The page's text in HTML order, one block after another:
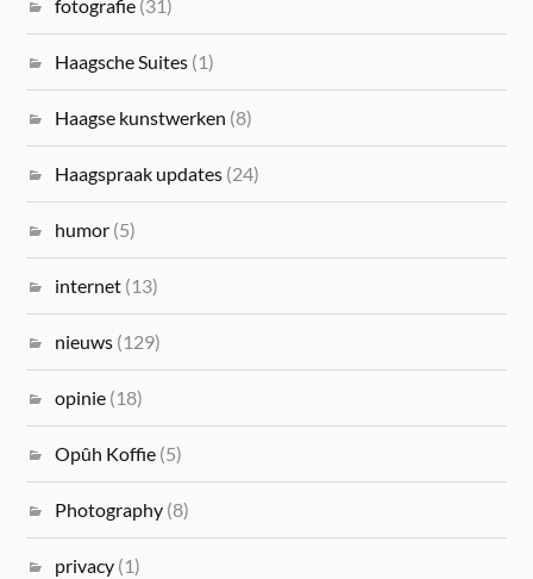
fotografie (31)
Haagsche Suites (1)
Haagse kunstwerken (8)
Haagspraak updates (24)
humor (5)
internet (13)
nieuws (129)
opinie (18)
Opûh Koffie (5)
Photography (8)
privacy (1)